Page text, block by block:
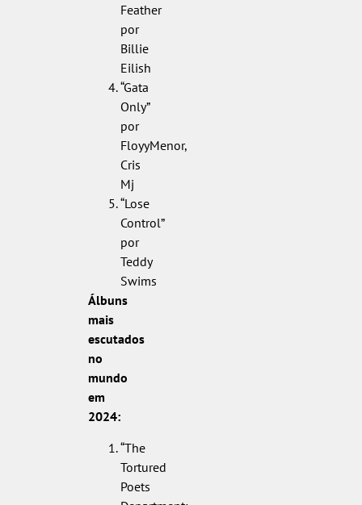
Feather
por
Billie
Eilish
“Gata
Only”
por
FloyyMenor,
Cris
Mj
“Lose
Control”
por
Teddy
Swims
Álbuns
mais
escutados
no
mundo
em
2024:
“The
Tortured
Poets